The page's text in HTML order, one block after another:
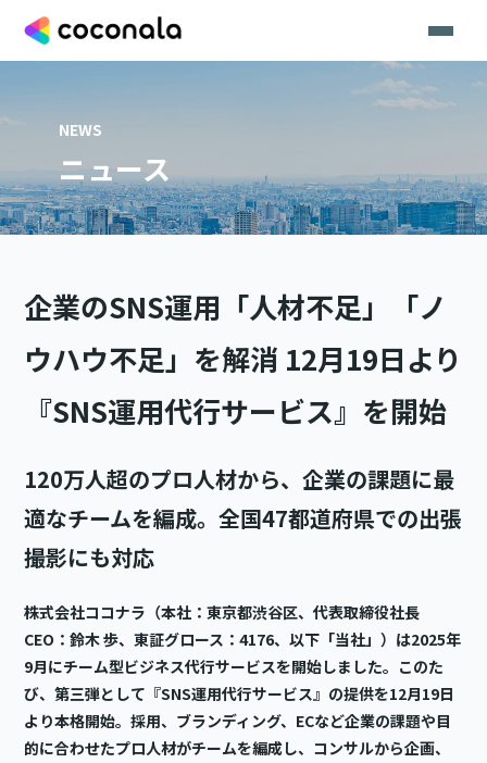
NEWS
ニュース
企業のSNS運用「人材不足」「ノ
ウハウ不足」を解消 12月19日より
『SNS運用代行サービス』を開始
120万人超のプロ人材から、企業の課題に最
適なチームを編成。全国47都道府県での出張
撮影にも対応
株式会社ココナラ（本社：東京都渋谷区、代表取締役社長
CEO：鈴木 歩、東証グロース：4176、以下「当社」）は2025年
9月にチーム型ビジネス代行サービスを開始しました。このた
び、第三弾として『SNS運用代行サービス』の提供を12月19日
より本格開始。採用、ブランディング、ECなど企業の課題や目
的に合わせたプロ人材がチームを編成し、コンサルから企画、